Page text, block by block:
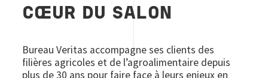
CŒUR DU SALON
Bureau Veritas accompagne ses clients des
filières agricoles et de l’agroalimentaire depuis
plus de 30 ans pour faire face à leurs enjeux en